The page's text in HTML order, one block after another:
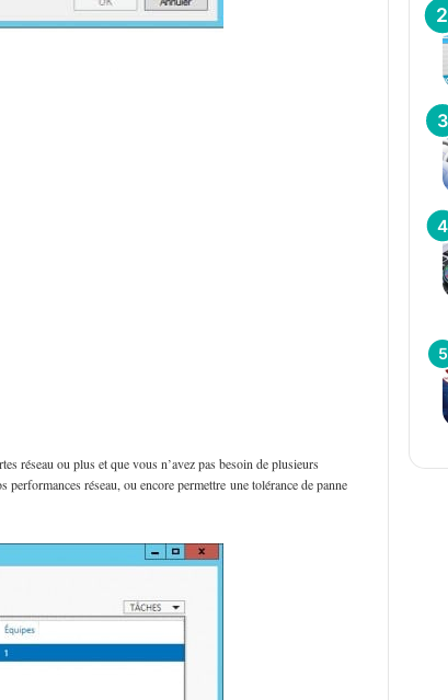
réseau ou plus et que vous n’avez pas besoin de plusieurs
réseau, ou encore permettre une tolérance de panne